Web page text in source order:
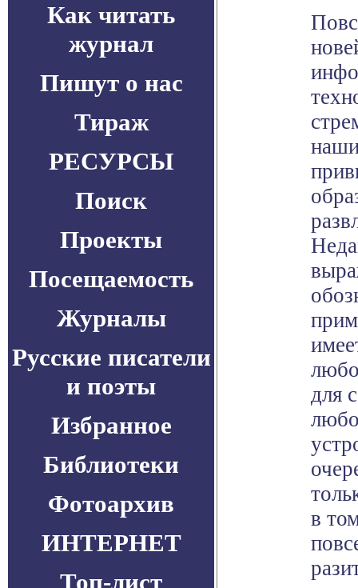
Как читать
журнал
Пишут о нас
Тираж
РЕСУРСЫ
Поиск
Проекты
Посещаемость
Журналы
Русские писатели
и поэты
Избранное
Библиотеки
Фотоархив
ИНТЕРНЕТ
Топ-лист
для
в